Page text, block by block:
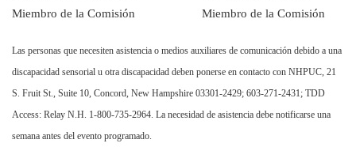
Miembro de la Comisión Miembro de la Comisión
Las personas que necesiten asistencia o medios auxiliares de comunicación debido a una
discapacidad sensorial u otra discapacidad deben ponerse en contacto con NHPUC, 21
S. Fruit St., Suite 10, Concord, New Hampshire 03301-2429; 603-271-2431; TDD
Access: Relay N.H. 1-800-735-2964. La necesidad de asistencia debe notificarse una
semana antes del evento programado.